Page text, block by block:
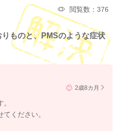
閲覧数：376
ものと、PMSのような症状
2歳8カ月
ください。